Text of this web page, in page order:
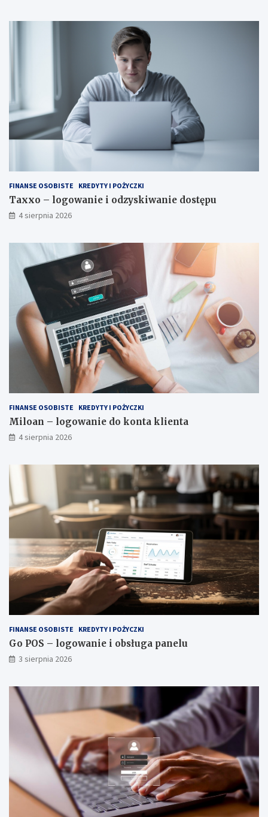
FINANSE OSOBISTE KREDYTY I POŻYCZKI
Taxxo – logowanie i odzyskiwanie dostępu
4 sierpnia 2026
FINANSE OSOBISTE KREDYTY I POŻYCZKI
Miloan – logowanie do konta klienta
4 sierpnia 2026
FINANSE OSOBISTE KREDYTY I POŻYCZKI
Go POS – logowanie i obsługa panelu
3 sierpnia 2026